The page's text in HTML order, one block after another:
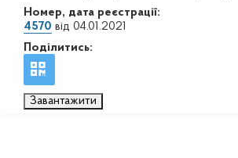
Номер, дата реєстрації:
4570 від 04.01.2021
Поділитись:
Завантажити